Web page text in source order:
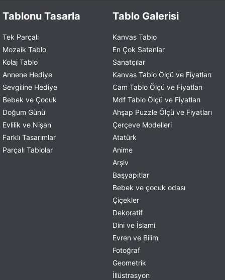
Tablonu Tasarla
Tek Parçalı
Mozaik Tablo
Kolaj Tablo
Annene Hediye
Sevgiline Hediye
Bebek ve Çocuk
Doğum Günü
Evlilik ve Nişan
Farklı Tasarımlar
Parçalı Tablolar
Tablo Galerisi
Kanvas Tablo
En Çok Satanlar
Sanatçılar
Kanvas Tablo Ölçü ve Fiyatları
Cam Tablo Ölçü ve Fiyatları
Mdf Tablo Ölçü ve Fiyatları
Ahşap Puzzle Ölçü ve Fiyatları
Çerçeve Modelleri
Atatürk
Anime
Arşiv
Başyapıtlar
Bebek ve çocuk odası
Çiçekler
Dekoratif
Dini ve İslami
Evren ve Bilim
Fotoğraf
Geometrik
İllüstrasyon